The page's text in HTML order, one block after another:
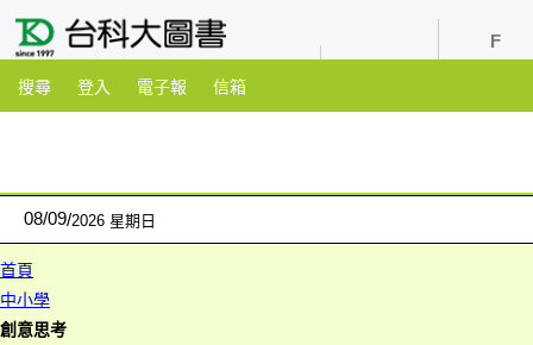
搜尋 登入 電子報 信箱
08/09 2026 星期日
首頁
中小學
創意思考